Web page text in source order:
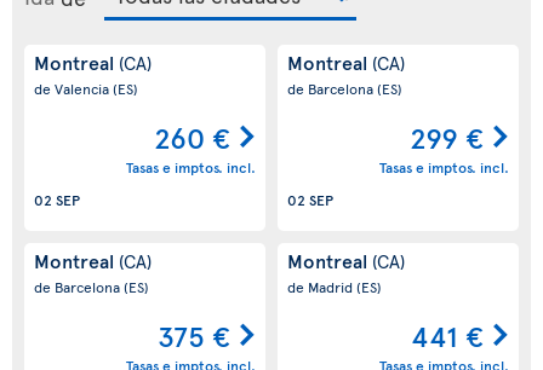
Montreal (CA)
de Valencia(ES)
260 €
Tasas e imptos. incl.
02 SEP
Montreal (CA)
de Barcelona(ES)
299 €
Tasas e imptos. incl.
02 SEP
Montreal (CA)
de Barcelona(ES)
375 €
Tasas e imptos. incl.
Montreal (CA)
de Madrid(ES)
441 €
Tasas e imptos. incl.